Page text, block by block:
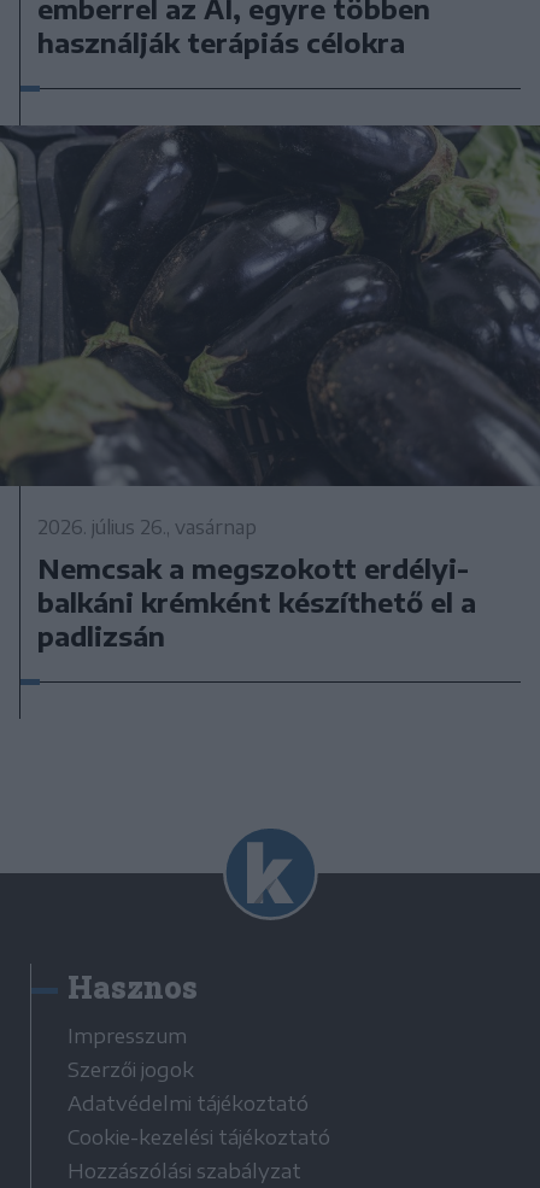
emberrel az AI, egyre többen
használják terápiás célokra
2026. július 26., vasárnap
Nemcsak a megszokott erdélyi-
balkáni krémként készíthető el a
padlizsán
Hasznos
Impresszum
Szerzői jogok
Adatvédelmi tájékoztató
Cookie-kezelési tájékoztató
Hozzászólási szabályzat